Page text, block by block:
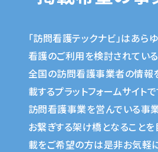
「訪問看護テックナビ」はあら
看護のご利用を検討されてい
全国の訪問看護事業者の情報
載するプラットフォームサイトで
訪問看護事業を営んでいる事
お繋ぎする架け橋となることを
載をご希望の方は是非お気軽